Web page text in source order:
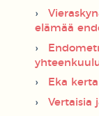
elämää
Eka kerta
Vertaisia